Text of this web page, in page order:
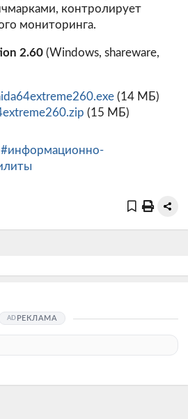
контролирует
мониторинга.
2.60 (Windows, shareware,
(14 МБ)
(15 МБ)
#информационно-
РЕКЛАМА